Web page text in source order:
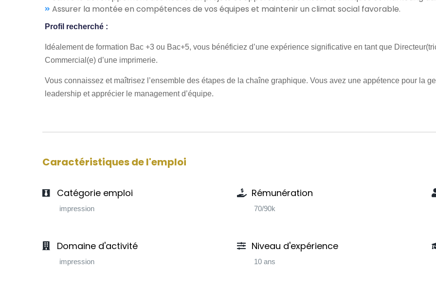
Assurer la montée en compétences de vos équipes et maintenir un climat social favorable.
Profil recherché :
Idéalement de formation Bac +3 ou Bac+5, vous bénéficiez d’une expérience significative en tant que
Commercial(e) d’une imprimerie.
Vous connaissez et maîtrisez l’ensemble des étapes de la chaîne graphique. Vous avez une appétence pour la
leadership et apprécier le management d’équipe.
Caractéristiques de l'emploi
Catégorie emploi
impression
Rémunération
70/90k
Domaine d'activité
impression
Niveau d'expérience
10 ans